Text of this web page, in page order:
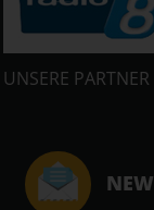
UNSERE PARTNER